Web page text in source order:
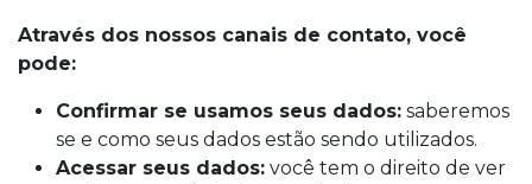
Através dos nossos canais de contato, você
pode:
Confirmar se usamos seus dados: saberemos
se e como seus dados estão sendo utilizados.
Acessar seus dados: você tem o direito de ver